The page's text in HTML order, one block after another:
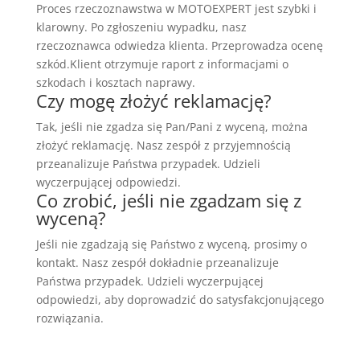
Proces rzeczoznawstwa w MOTOEXPERT jest szybki i
klarowny. Po zgłoszeniu wypadku, nasz
rzeczoznawca odwiedza klienta. Przeprowadza ocenę
szkód.Klient otrzymuje raport z informacjami o
szkodach i kosztach naprawy.
Czy mogę złożyć reklamację?
Tak, jeśli nie zgadza się Pan/Pani z wyceną, można
złożyć reklamację. Nasz zespół z przyjemnością
przeanalizuje Państwa przypadek. Udzieli
wyczerpującej odpowiedzi.
Co zrobić, jeśli nie zgadzam się z
wyceną?
Jeśli nie zgadzają się Państwo z wyceną, prosimy o
kontakt. Nasz zespół dokładnie przeanalizuje
Państwa przypadek. Udzieli wyczerpującej
odpowiedzi, aby doprowadzić do satysfakcjonującego
rozwiązania.